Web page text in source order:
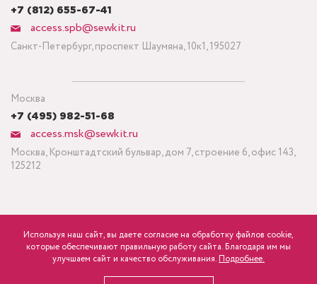
розница Минимальный заказ ткани от 3 метров
+7 (812) 655-67-41
access.spb@sewkit.ru
Санкт-Петербург, проспект Шаумяна, 10к1, 195027
Москва
+7 (495) 982-51-68
access.msk@sewkit.ru
Москва, Кронштадтский бульвар, дом 7, строение 6, офис 143,
125212
Политика конфиденциальности
ПОДПИСАТЬСЯ НА НОВОСТИ
Используя наш сайт, вы даете согласие на обработку файлов cookie,
которые обеспечивают правильную работу сайта. Благодаря им мы
улучшаем сайт и качество обслуживания. Подробнее.